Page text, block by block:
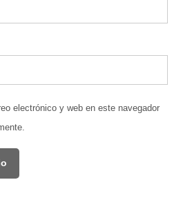
electrónico y web en este navegador